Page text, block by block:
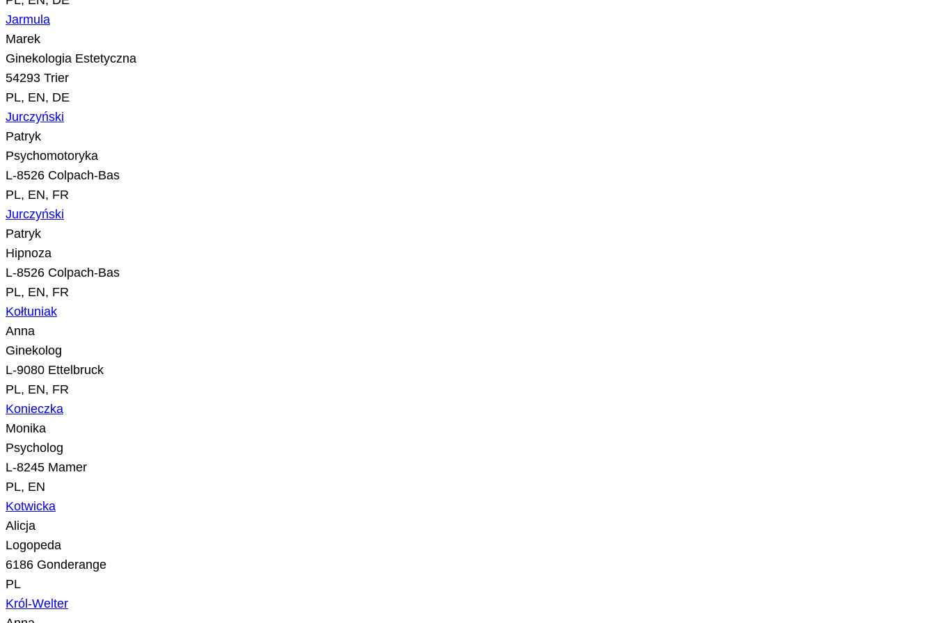
Jarmula
Marek
Ginekologia Estetyczna
54293 Trier
PL, EN, DE
Jurczyński
Patryk
Psychomotoryka
L-8526 Colpach-Bas
PL, EN, FR
Jurczyński
Patryk
Hipnoza
L-8526 Colpach-Bas
PL, EN, FR
Kołtuniak
Anna
Ginekolog
L-9080 Ettelbruck
PL, EN, FR
Konieczka
Monika
Psycholog
L-8245 Mamer
PL, EN
Kotwicka
Alicja
Logopeda
6186 Gonderange
PL
Król-Welter